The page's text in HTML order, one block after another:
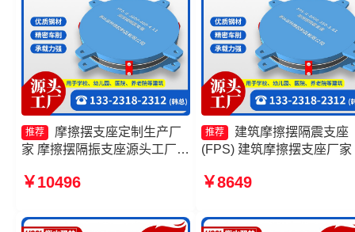
推荐
摩擦摆支座定制生产厂
家 摩擦摆隔振支座源头工厂
座FPSII-4000-400-4.11生产
￥10496
推荐
建筑摩擦摆隔震支座
(FPS) 建筑摩擦摆支座厂家
摩擦摆隔振支座厂家
￥8649